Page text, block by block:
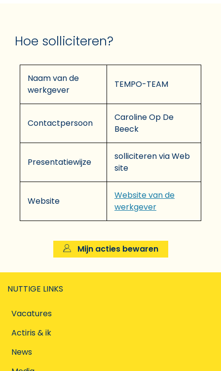
Hoe solliciteren?
Naam van de
werkgever
TEMPO-TEAM
Contactpersoon
Caroline Op De
Beeck
Presentatiewijze
solliciteren via Web
site
Website
Website van de
werkgever
Mijn acties bewaren
NUTTIGE LINKS
Vacatures
Actiris & ik
News